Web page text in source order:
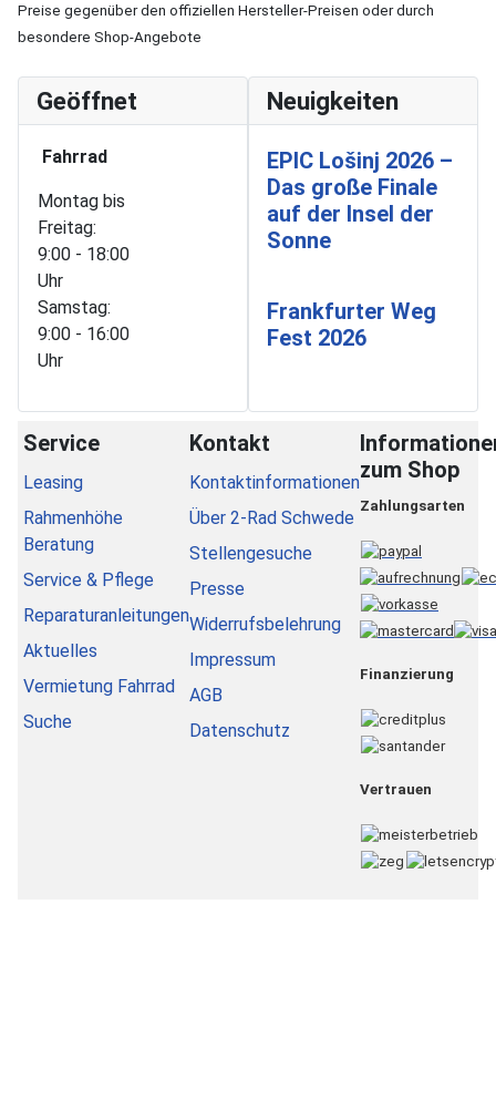
Preise gegenüber den offiziellen Hersteller-Preisen oder durch
besondere Shop-Angebote
Geöffnet
Fahrrad
Montag bis
Freitag:
9:00 - 18:00
Uhr
Samstag:
9:00 - 16:00
Uhr
Neuigkeiten
EPIC Lošinj 2026 –
Das große Finale
auf der Insel der
Sonne
Frankfurter Weg
Fest 2026
Service
Leasing
Rahmenhöhe
Beratung
Service & Pflege
Reparaturanleitungen
Aktuelles
Vermietung Fahrrad
Suche
Kontakt
Kontaktinformationen
Über 2-Rad Schwede
Stellengesuche
Presse
Widerrufsbelehrung
Impressum
AGB
Datenschutz
zum Shop
Zahlungsarten
Finanzierung
Vertrauen